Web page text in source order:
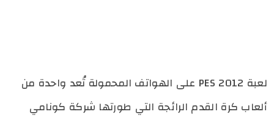
لعبة PES 2012 على الهواتف المحمولة تُعد واحدة من
ألعاب كرة القدم الرائجة التي طورتها شركة كونامي